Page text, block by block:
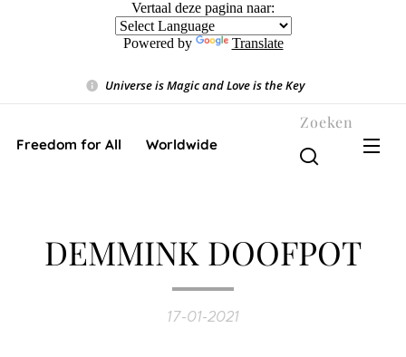
Vertaal deze pagina naar:
Powered by Translate
Universe is Magic and Love is the Key❤️
Freedom for All ❤️ Worldwide
Zoeken
DEMMINK DOOFPOT
17-01-2021